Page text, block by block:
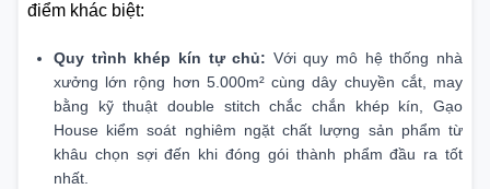
điểm khác biệt:
Quy trình khép kín tự chủ: Với quy mô hệ thống nhà
xưởng lớn rộng hơn 5.000m² cùng dây chuyền cắt, may
bằng kỹ thuật double stitch chắc chắn khép kín, Gạo
House kiểm soát nghiêm ngặt chất lượng sản phẩm từ
khâu chọn sợi đến khi đóng gói thành phẩm đầu ra tốt
nhất.